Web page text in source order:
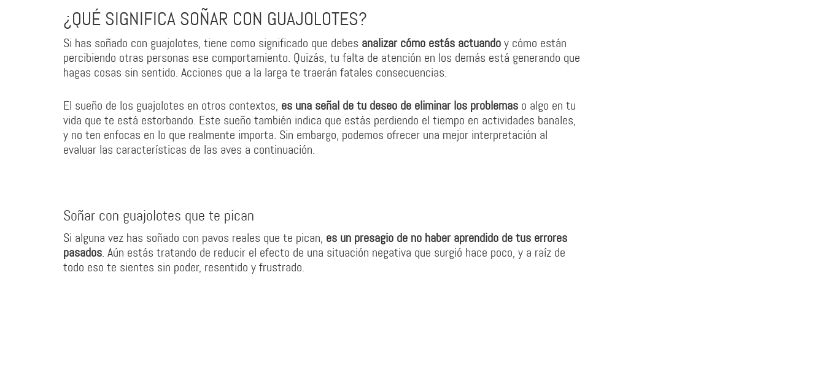
¿QUÉ SIGNIFICA SOÑAR CON GUAJOLOTES?
Si has soñado con guajolotes, tiene como significado que debes analizar cómo estás actuandoy cómo están
percibiendo otras personas ese comportamiento. Quizás, tu falta de atención en los demás está generando que
hagas cosas sin sentido. Acciones que a la larga te traerán fatales consecuencias.
El sueño de los guajolotes en otros contextos, es una señal de tu deseo de eliminar los problemas o algo en tu
vida que te está estorbando. Este sueño también indica que estás perdiendo el tiempo en actividades banales,
y no ten enfocas en lo que realmente importa. Sin embargo, podemos ofrecer una mejor interpretación al
evaluar las características de las aves a continuación.
Soñar con guajolotes que te pican
Si alguna vez has soñado con pavos reales que te pican, es un presagio de no haber aprendido de tus errores
pasados. Aún estás tratando de reducir el efecto de una situación negativa que surgió hace poco, y a raíz de
todo eso te sientes sin poder, resentido y frustrado.